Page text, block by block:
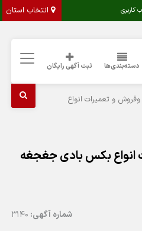
انتخاب استان کاربری
دسته‌بندی‌ها ثبت آگهی رایگان
و تعمیرات انواع
انواع بکس بادی جغجغه
شماره آگهی: 3140